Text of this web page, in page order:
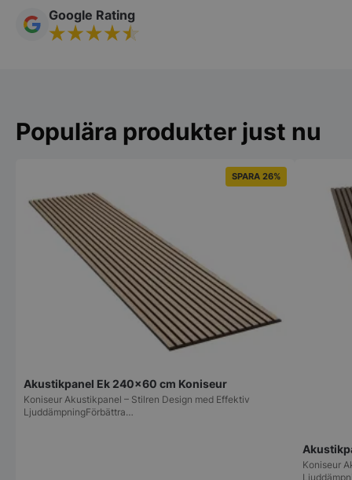
Google Rating
Populära produkter just nu
SPARA 26%
Akustikpanel Ek 240×60 cm Koniseur
Koniseur Akustikpanel – Stilren Design med Effektiv
LjuddämpningFörbättra…
Koniseur